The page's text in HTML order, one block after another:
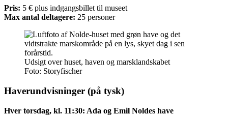
Pris: 5 € plus indgangsbillet til museet
Max antal deltagere: 25 personer
Udsigt over huset, haven og marsklandskabet
Foto: Storyfischer
Haverundvisninger (på tysk)
Hver torsdag, kl. 11:30: Ada og Emil Noldes have